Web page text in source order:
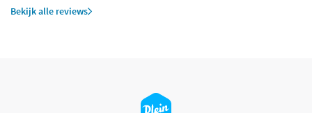
Bekijk alle reviews